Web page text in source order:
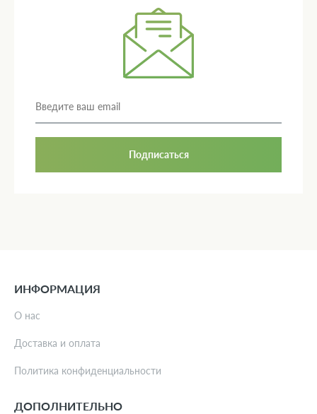
Подписаться
ИНФОРМАЦИЯ
О нас
Доставка и оплата
Политика конфиденциальности
ДОПОЛНИТЕЛЬНО